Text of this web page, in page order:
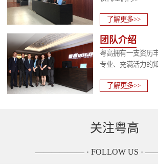
了解更多>>
团队介绍
粤高拥有一支资历
专业、充满活力的
了解更多>>
关注粤高
—————— · FOLLOW US ·